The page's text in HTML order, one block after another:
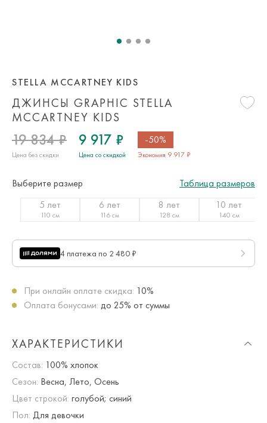
ДЖИНСЫ GRAPHIC STELLA
MCCARTNEY KIDS
STELLA MCCARTNEY KIDS
19 834 ₽
Цена без скидки
9 917 ₽
Цена со скидкой
-50%
Экономия 9 917 ₽
Выберите размер
Таблица размеров
5 лет
110 см
6 лет
116 см
8 лет
128 см
10 лет
140 см
4 платежа по 2 480 ₽
При онлайн оплате скидка: 10%
Оплата бонусами: до 25% от суммы
ХАРАКТЕРИСТИКИ
Состав: 100% хлопок
Сезон: Весна, Лето, Осень
Цвет строкой: голубой; синий
Пол: Для девочки